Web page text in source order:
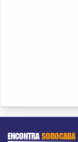
ENCONTRASOROCABA